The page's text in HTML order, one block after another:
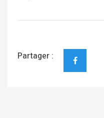
Partager :